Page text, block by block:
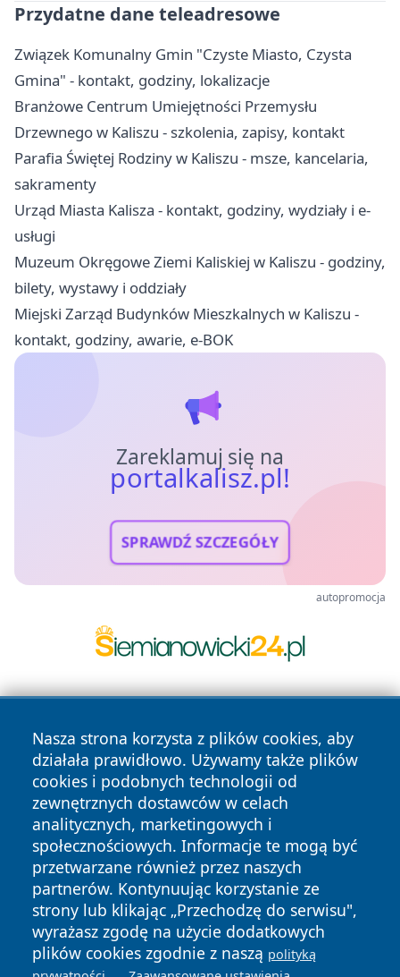
Przydatne dane teleadresowe
Związek Komunalny Gmin "Czyste Miasto, Czysta
Gmina" - kontakt, godziny, lokalizacje
Branżowe Centrum Umiejętności Przemysłu
Drzewnego w Kaliszu - szkolenia, zapisy, kontakt
Parafia Świętej Rodziny w Kaliszu - msze, kancelaria,
sakramenty
Urząd Miasta Kalisza - kontakt, godziny, wydziały i e-
usługi
Muzeum Okręgowe Ziemi Kaliskiej w Kaliszu - godziny,
bilety, wystawy i oddziały
Miejski Zarząd Budynków Mieszkalnych w Kaliszu -
kontakt, godziny, awarie, e-BOK
Zareklamuj się na
portalkalisz.pl!
SPRAWDŹ SZCZEGÓŁY
autopromocja
Nasza strona korzysta z plików cookies, aby
działała prawidłowo. Używamy także plików
cookies i podobnych technologii od
zewnętrznych dostawców w celach
analitycznych, marketingowych i
społecznościowych. Informacje te mogą być
przetwarzane również przez naszych
partnerów. Kontynuując korzystanie ze
strony lub klikając „Przechodzę do serwisu",
wyrażasz zgodę na użycie dodatkowych
plików cookies zgodnie z naszą polityką
Copyright © 2026 portalkalisz.pl Wszystkie prawa
zastrzeżone.
News Autorzy
Polityka
Prywatności
Polityka
Cookies